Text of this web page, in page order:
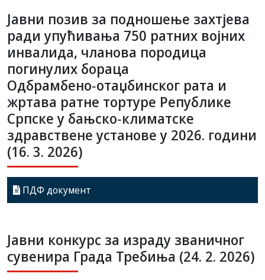
Јавни позив за подношење захтјева
ради упућивања 750 ратних војних
инвалида, чланова породица
погинулих бораца
Одбрамбено‑отаџбинског рата и
жртава ратне тортуре Републике
Српске у бањско‑климатске
здравствене установе у 2026. години
(16. 3. 2026)
ПДФ документ
Јавни конкурс за израду званичног
сувенира Града Требиња (24. 2. 2026)